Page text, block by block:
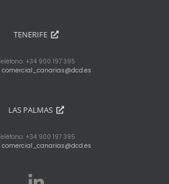
TENERIFE
+34 900 197 395
comercial_canarias@dcd.es
LAS PALMAS
+34 900 197 395
comercial_canarias@dcd.es